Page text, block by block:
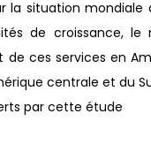
la situation
de croissance,
ces services en
centrale et du
par cette étude